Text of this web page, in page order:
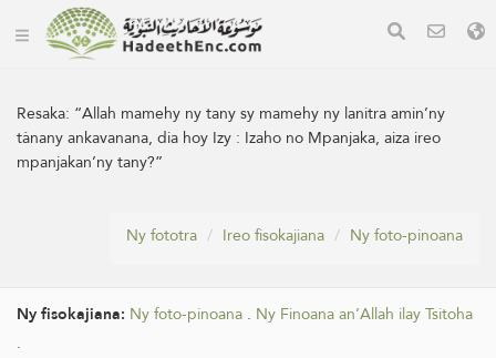
Resaka: “Allah mamehy ny tany sy mamehy ny lanitra amin’ny
tànany ankavanana, dia hoy Izy : Izaho no Mpanjaka, aiza ireo
mpanjakan’ny tany?”
Ny fototra Ireo fisokajiana Ny foto-pinoana
Ny fisokajiana: Ny foto-pinoana . Ny Finoana an’Allah ilay Tsitoha
.